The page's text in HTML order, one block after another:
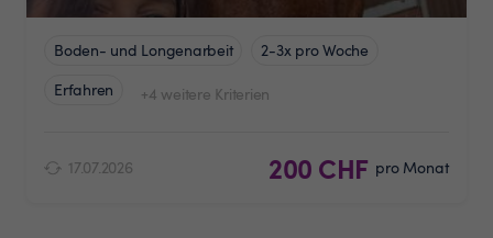
Boden- und Longenarbeit
2-3x pro Woche
Erfahren
+4 weitere Kriterien
17.07.2026 200 CHF pro Monat